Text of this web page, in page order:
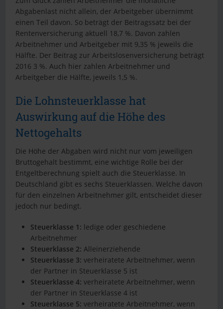
Abgabenlast nicht allein, der Arbeitgeber übernimmt
einen Teil davon. So beträgt der Beitragssatz bei der
Rentenversicherung aktuell 18,7 %. Davon zahlen
Arbeitnehmer und Arbeitgeber mit 9,35 % jeweils die
Hälfte. Der Beitrag zur Arbeitslosenversicherung beträgt
2016 3 %. Auch hier zahlen Arbeitnehmer und
Arbeitgeber die Hälfte, jeweils 1,5 %.
Die Lohnsteuerklasse hat
Auswirkung auf die Höhe des
Nettogehalts
Die Höhe der Abgaben wird nicht nur vom jeweiligen
Bruttogehalt bestimmt, eine wichtige Rolle bei der
Entgeltberechnung spielt auch die Steuerklasse. In
Deutschland gibt es sechs Steuerklassen. Welche davon
für den einzelnen Arbeitnehmer gilt, entscheidet dieser
jedoch nur bedingt.
Steuerklasse 1: ledige oder geschiedene
Arbeitnehmer
Steuerklasse 2: Alleinerziehende
Steuerklasse 3: verheiratete Arbeitnehmer, wenn
der Partner in Steuerklasse 5 ist
Steuerklasse 4: verheiratete Arbeitnehmer, wenn
der Partner in Steuerklasse 4 ist
Steuerklasse 5: verheiratete Arbeitnehmer, wenn